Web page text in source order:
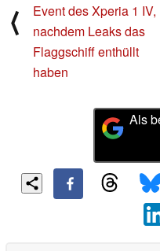
⟨
Event des Xperia 1 IV,
nachdem Leaks das
Flaggschiff enthüllt
haben
Als